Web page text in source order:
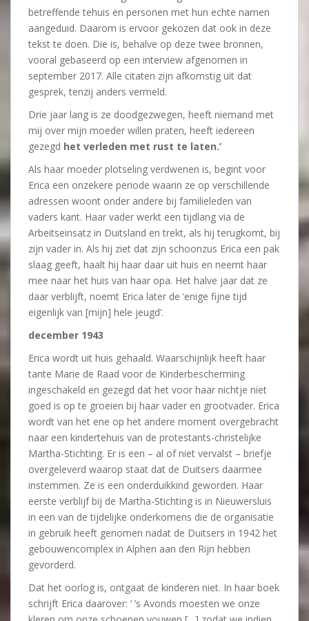
betreffende tehuis en personen met hun echte namen
aangeduid. Daarom is ervoor gekozen dat ook in deze
tekst te doen. Die is, behalve op deze twee bronnen,
vooral gebaseerd op een interview afgenomen in
september 2017. Alle citaten zijn afkomstig uit dat
gesprek, tenzij anders vermeld.
Drie jaar lang is ze doodgezwegen, heeft niemand met
mij over mijn moeder willen praten, heeft iedereen
gezegd het verleden met rust te laten.’
Als haar moeder plotseling verdwenen is, begint voor
Erica een onzekere periode waarin ze op verschillende
adressen woont onder andere bij familieleden van
vaders kant. Haar vader werkt een tijdlang via de
Arbeitseinsatz in Duitsland en trekt, als hij terugkomt, bij
zijn vader in. Als hij ziet dat zijn schoonzus Erica een pak
slaag geeft, haalt hij haar daar uit huis en neemt haar
mee naar het huis van haar opa. Het halve jaar dat ze
daar verblijft, noemt Erica later de ‘enige fijne tijd
eigenlijk van [mijn] hele jeugd’.
december 1943
Erica wordt uit huis gehaald. Waarschijnlijk heeft haar
tante Marie de Raad voor de Kinderbescherming
ingeschakeld en gezegd dat het voor haar nichtje niet
goed is op te groeien bij haar vader en grootvader. Erica
wordt van het ene op het andere moment overgebracht
naar een kindertehuis van de protestants-christelijke
Martha-Stichting. Er is een – al of niet vervalst – briefje
overgeleverd waarop staat dat de Duitsers daarmee
instemmen. Ze is een onderduikkind geworden. Haar
eerste verblijf bij de Martha-Stichting is in Nieuwersluis
in een van de tijdelijke onderkomens die de organisatie
in gebruik heeft genomen nadat de Duitsers in 1942 het
gebouwencomplex in Alphen aan den Rijn hebben
gevorderd.
Dat het oorlog is, ontgaat de kinderen niet. In haar boek
schrijft Erica daarover: ‘ ’s Avonds moesten we onze